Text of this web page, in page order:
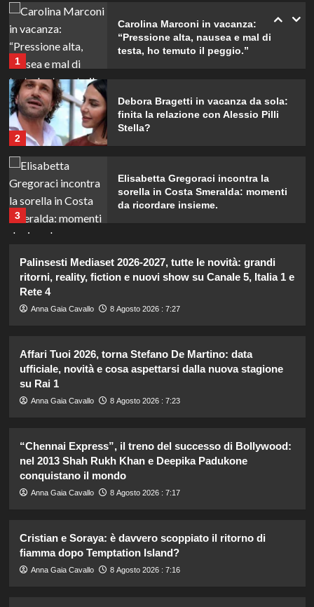
1
Carolina Marconi in vacanza:
“Pressione alta, nausea e mal di
testa, ho temuto il peggio.”
2
Debora Bragetti in vacanza da sola:
finita la relazione con Alessio Pilli
Stella?
3
Elisabetta Gregoraci incontra la
sorella in Costa Smeralda: momenti
da ricordare insieme.
Il midi dress azzurro di Harriet
Phillips: l’eleganza estiva che non
dimenticherò mai.
faccio fatica a ritrovare me stesso”
finita la relazione con Alessio Pilli
sorella in Costa Smeralda: momenti
Palinsesti Mediaset 2026-2027, tutte le novità: grandi
ritorni, reality, fiction e nuovi show su Canale 5, Italia 1 e
Rete 4
Anna Gaia Cavallo 8 Agosto 2026 : 7:27
Affari Tuoi 2026, torna Stefano De Martino: data
ufficiale, novità e cosa aspettarsi dalla nuova stagione
su Rai 1
Anna Gaia Cavallo 8 Agosto 2026 : 7:23
“Chennai Express”, il treno del successo di Bollywood:
nel 2013 Shah Rukh Khan e Deepika Padukone
conquistano il mondo
Anna Gaia Cavallo 8 Agosto 2026 : 7:17
Cristian e Soraya: è davvero scoppiato il ritorno di
fiamma dopo Temptation Island?
Anna Gaia Cavallo 8 Agosto 2026 : 7:16